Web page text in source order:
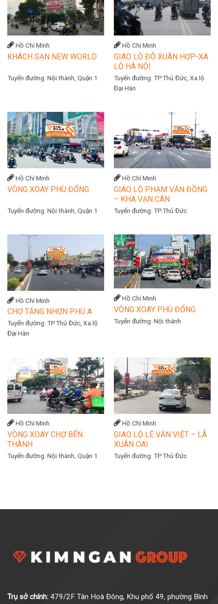
Hồ Chí Minh
KHÁCH SẠN NEW WORLD
Tuyến đường: Nội thành, Quận 1
Hồ Chí Minh
GIAO LỘ ĐỖ XUÂN HỢP-XA
LỘ HÀ NỘI
Tuyến đường: TP.Thủ Đức, Xa lộ
Đại Hàn
Hồ Chí Minh
VÒNG XOAY PHÙ ĐỔNG
Tuyến đường: Nội thành, Quận 1
Hồ Chí Minh
GIAO LỘ PHẠM VĂN ĐỒNG
– KHA VẠN CÂN
Tuyến đường: TP.Thủ Đức
Hồ Chí Minh
CHỢ TĂNG NHƠN PHÚ A
Tuyến đường: TP.Thủ Đức, Xa lộ
Đại Hàn
Hồ Chí Minh
VÒNG XOAY PHÙ ĐỔNG
Tuyến đường: Nội thành
Hồ Chí Minh
VÒNG XOAY CHỢ BẾN
THÀNH
Tuyến đường: Nội thành, Quận 1
Hồ Chí Minh
GIAO LỘ LÊ VĂN VIỆT – LÃ
XUÂN OAI
Tuyến đường: TP.Thủ Đức
Trụ sở chính: 479/2F Tân Hoà Đông, Khu phố 49, phường Bình